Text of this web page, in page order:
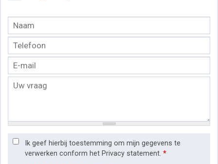
Ik geef hierbij toestemming om mijn gegevens te
verwerken conform het Privacy statement. *